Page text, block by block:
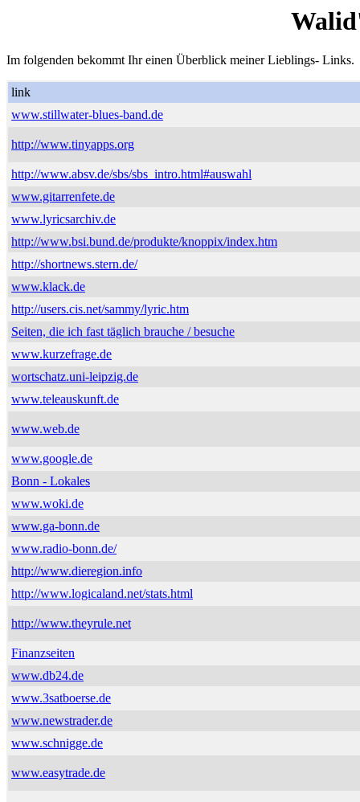
Im folgenden bekommt Ihr einen Überblick meiner Lieblings- Links.
link
www.stillwater-blues-band.de
http://www.tinyapps.org
http://www.absv.de/sbs/sbs_intro.html#auswahl
www.gitarrenfete.de
www.lyricsarchiv.de
http://www.bsi.bund.de/produkte/knoppix/index.htm
http://shortnews.stern.de/
www.klack.de
http://users.cis.net/sammy/lyric.htm
Seiten, die ich fast täglich brauche / besuche
www.kurzefrage.de
wortschatz.uni-leipzig.de
www.teleauskunft.de
www.web.de
www.google.de
Bonn - Lokales
www.woki.de
www.ga-bonn.de
www.radio-bonn.de/
http://www.dieregion.info
http://www.logicaland.net/stats.html
http://www.theyrule.net
Finanzseiten
www.db24.de
www.3satboerse.de
www.newstrader.de
www.schnigge.de
www.easytrade.de